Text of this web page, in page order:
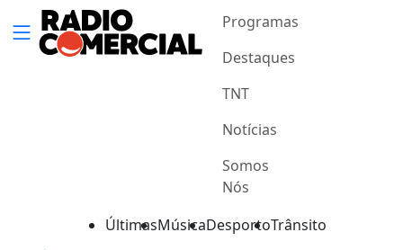
Programas
Destaques
TNT
Notícias
Somos
Nós
ÚltimasMúsicaDesportoTrânsito